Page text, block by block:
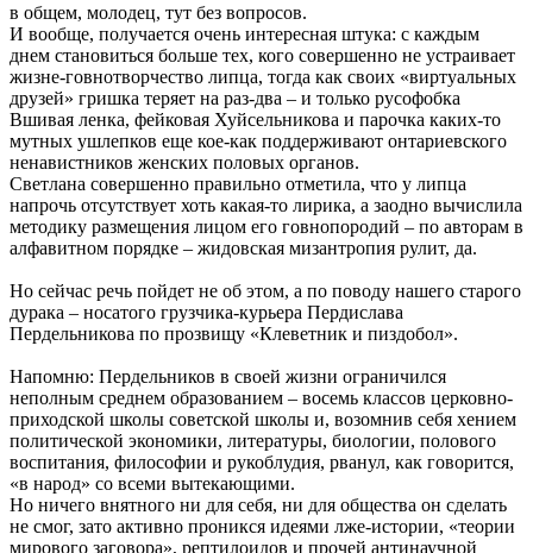
в общем, молодец, тут без вопросов.
И вообще, получается очень интересная штука: с каждым
днем становиться больше тех, кого совершенно не устраивает
жизне-говнотворчество липца, тогда как своих «виртуальных
друзей» гришка теряет на раз-два – и только русофобка
Вшивая ленка, фейковая Хуйсельникова и парочка каких-то
мутных ушлепков еще кое-как поддерживают онтариевского
ненавистников женских половых органов.
Светлана совершенно правильно отметила, что у липца
напрочь отсутствует хоть какая-то лирика, а заодно вычислила
методику размещения лицом его говнопородий – по авторам в
алфавитном порядке – жидовская мизантропия рулит, да.
Но сейчас речь пойдет не об этом, а по поводу нашего старого
дурака – носатого грузчика-курьера Пердислава
Пердельникова по прозвищу «Клеветник и пиздобол».
Напомню: Пердельников в своей жизни ограничился
неполным среднем образованием – восемь классов церковно-
приходской школы советской школы и, возомнив себя хением
политической экономики, литературы, биологии, полового
воспитания, философии и рукоблудия, рванул, как говорится,
«в народ» со всеми вытекающими.
Но ничего внятного ни для себя, ни для общества он сделать
не смог, зато активно проникся идеями лже-истории, «теории
мирового заговора», рептилоидов и прочей антинаучной